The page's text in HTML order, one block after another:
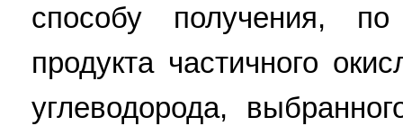
способу получения,
продукта частичного
углеводорода,